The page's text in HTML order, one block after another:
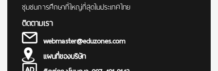
ชุมชนการศึกษาที่ใหญ่ที่สุดในประเทศไทย
ติดตามเรา
webmaster@eduzones.com
แผนที่ของบริษัท